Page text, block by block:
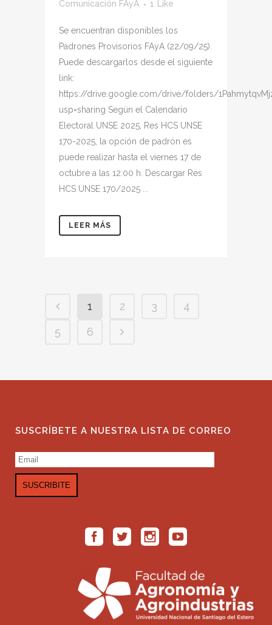
Comunicación FAyA
1 Like
Se encuentran disponibles los
Padrones Provisorios FAyA (22/09/25).
Puede descargarlos desde el siguiente
link:
https://drive.google.com/drive/folders/
usp=sharing Según el Calendario
Electoral UNSE 2025, Res HCS UNSE
170-2025, la opción de padrón es
puede realizar hasta el viernes 17 de
octubre a las 12:00 h. Descargar Res
HCS UNSE 170/2025 ...
LEER MÁS
1 2 3
4
5
6
SUSCRÍBETE A NUESTRA LISTA DE CORREO